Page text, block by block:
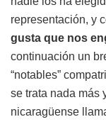
representación, y
gusta que nos
continuación un
“notables”
se trata nada más
nicaragüense